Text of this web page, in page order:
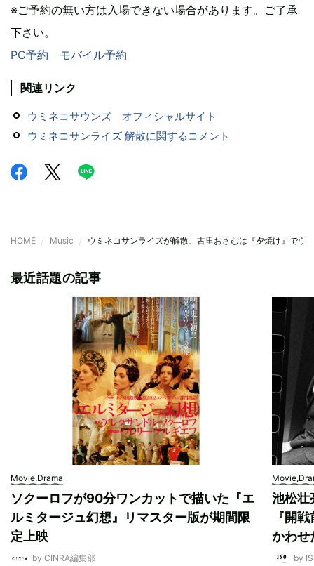
※ご予約の無い方は入場できない場合があります。ご了承
下さい。
PC予約
モバイル予約
関連リンク
ウミネコサウンズ オフィシャルサイト
ウミネコサンライズ 解散に関するコメント
HOME Music ウミネコサンライズが解散、古里おさむは『夕焼け』でウ
最近話題の記事
Movie,Drama
ソクーロフが90分ワンカットで描いた『エ
ルミタージュ幻想』リマスター版が期間限
定上映
by CINRA編集部
池松壮
『開
かわせ
by